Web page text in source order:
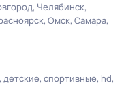
Челябинск
Омск Самара
детские спортивные hd